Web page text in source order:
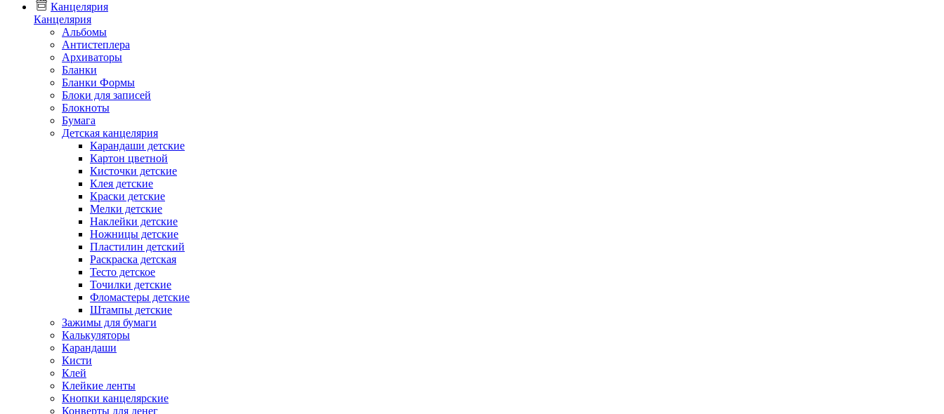
Канцелярия
Канцелярия
Альбомы
Антистеплера
Архиваторы
Бланки
Бланки Формы
Блоки для записей
Блокноты
Бумага
Детская канцелярия
Карандаши детские
Картон цветной
Кисточки детские
Клея детские
Краски детские
Мелки детские
Наклейки детские
Ножницы детские
Пластилин детский
Раскраска детская
Тесто детское
Точилки детские
Фломастеры детские
Штампы детские
Зажимы для бумаги
Калькуляторы
Карандаши
Кисти
Клей
Клейкие ленты
Кнопки канцелярские
Конверты для денег